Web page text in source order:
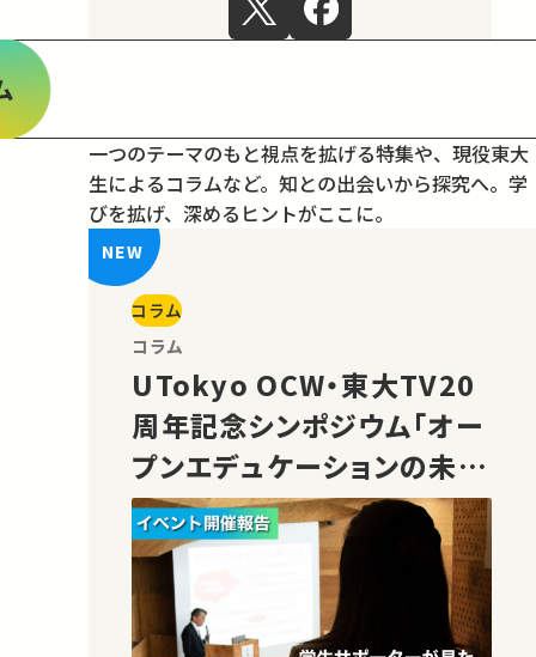
一つのテーマのもと視点を拡げる特集や、現役東大
生によるコラムなど。 知との出会いから探究へ。学
びを拡げ、深めるヒントがここに。
コラム
コラム
UTokyo OCW・東大TV20
周年記念シンポジウム「オー
プンエデュケーションの未
来」の様子をご紹介！